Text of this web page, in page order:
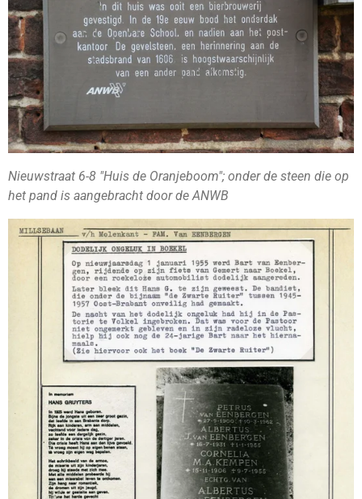
Nieuwstraat 6-8 "Huis de Oranjeboom"; onder de steen die op
het pand is aangebracht door de ANWB